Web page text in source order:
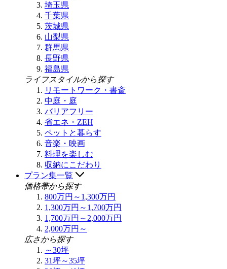
埼玉県
千葉県
茨城県
山梨県
群馬県
長野県
福島県
ライフスタイルから探す
リモートワーク・書斎
中庭・庭
バリアフリー
省エネ・ZEH
ペットと暮らす
音楽・映画
料理を楽しむ
収納にこだわり
プラン集一覧
価格帯から探す
800万円～1,300万円
1,300万円～1,700万円
1,700万円～2,000万円
2,000万円～
広さから探す
～30坪
31坪～35坪